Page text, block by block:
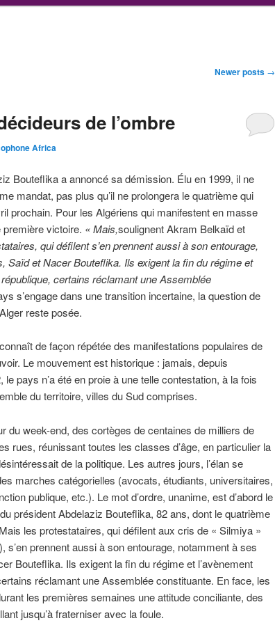
Newer posts →
de l’ombre
Africa
Bouteflika a annoncé sa démission. Élu en 1999, il ne
mandat, pas plus qu’il ne prolongera le quatrième qui
prochain. Pour les Algériens qui manifestent en masse
première victoire. « Mais,soulignent Akram Belkaïd et
qui défilent s’en prennent aussi à son entourage,
Saïd et Nacer Bouteflika. Ils exigent la fin du régime et
république, certains réclamant une Assemblée
s’engage dans une transition incertaine, la question de
reste posée.
de façon répétée des manifestations populaires de
Le mouvement est historique : jamais, depuis
le pays n’a été en proie à une telle contestation, à la fois
du territoire, villes du Sud comprises.
du week-end, des cortèges de centaines de milliers de
rues, réunissant toutes les classes d’âge, en particulier la
de la politique. Les autres jours, l’élan se
marches catégorielles (avocats, étudiants, universitaires,
publique, etc.). Le mot d’ordre, unanime, est d’abord le
président Abdelaziz Bouteflika, 82 ans, dont le quatrième
les protestataires, qui défilent aux cris de « Silmiya »
s’en prennent aussi à son entourage, notamment à ses
Bouteflika. Ils exigent la fin du régime et l’avènement
réclamant une Assemblée constituante. En face, les
les premières semaines une attitude conciliante, des
jusqu’à fraterniser avec la foule.